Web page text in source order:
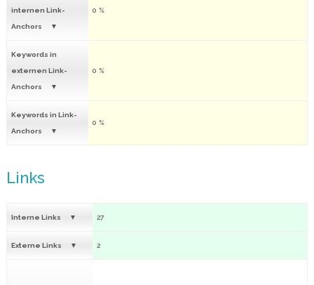
internen Link-
Anchors
0 %
Keywords in
externen Link-
Anchors
0 %
Keywords in Link-
Anchors
0 %
Links
Interne Links 27
Externe Links 2